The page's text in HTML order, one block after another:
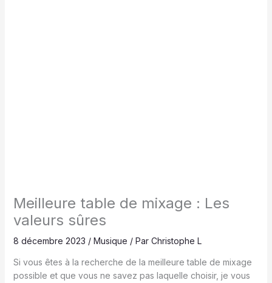
Meilleure table de mixage : Les
valeurs sûres
8 décembre 2023 / Musique / Par Christophe L
Si vous êtes à la recherche de la meilleure table de mixage
possible et que vous ne savez pas laquelle choisir, je vous